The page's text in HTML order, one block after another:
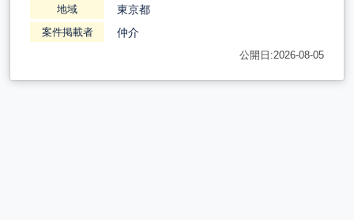
地域 東京都
案件掲載者 仲介
公開日:2026-08-05